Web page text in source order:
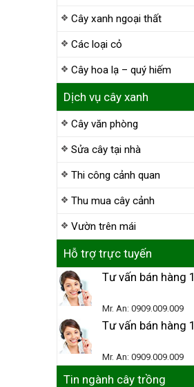
Cây xanh ngoại thất
Các loại cỏ
Cây hoa lạ – quý hiếm
Dịch vụ cây xanh
Cây văn phòng
Sửa cây tại nhà
Thi công cảnh quan
Thu mua cây cảnh
Vườn trên mái
Hỗ trợ trực tuyến
Tư vấn bán hàng 1
Mr. An: 0909.009.009
Tư vấn bán hàng 1
Mr. An: 0909.009.009
Tin ngành cây trồng